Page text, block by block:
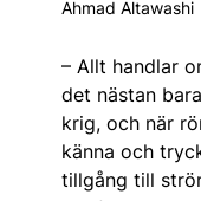
Ahmad Altawashi
– Allt handlar
det nästan
krig, och när
känna och
tillgång till